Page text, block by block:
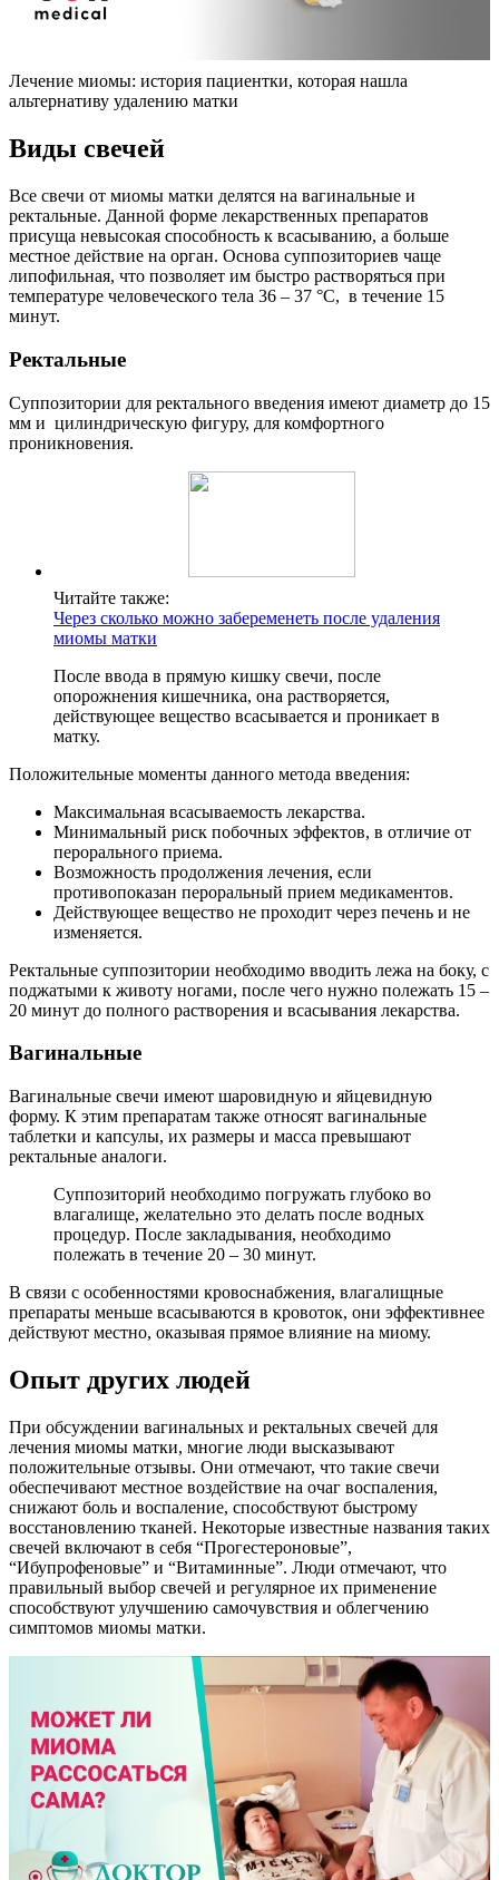
Лечение миомы: история пациентки, которая нашла
альтернативу удалению матки
Виды свечей
Все свечи от миомы матки делятся на вагинальные и
ректальные. Данной форме лекарственных препаратов
присуща невысокая способность к всасыванию, а больше
местное действие на орган. Основа суппозиториев чаще
липофильная, что позволяет им быстро растворяться при
температуре человеческого тела 36 – 37 °С, в течение 15
минут.
Ректальные
Суппозитории для ректального введения имеют диаметр до 15
мм и цилиндрическую фигуру, для комфортного
проникновения.
Читайте также:
Через сколько можно забеременеть после удаления
миомы матки
После ввода в прямую кишку свечи, после
опорожнения кишечника, она растворяется,
действующее вещество всасывается и проникает в
матку.
Положительные моменты данного метода введения:
Максимальная всасываемость лекарства.
Минимальный риск побочных эффектов, в отличие от
перорального приема.
Возможность продолжения лечения, если
противопоказан пероральный прием медикаментов.
Действующее вещество не проходит через печень и не
изменяется.
Ректальные суппозитории необходимо вводить лежа на боку, с
поджатыми к животу ногами, после чего нужно полежать 15 –
20 минут до полного растворения и всасывания лекарства.
Вагинальные
Вагинальные свечи имеют шаровидную и яйцевидную
форму. К этим препаратам также относят вагинальные
таблетки и капсулы, их размеры и масса превышают
ректальные аналоги.
Суппозиторий необходимо погружать глубоко во
влагалище, желательно это делать после водных
процедур. После закладывания, необходимо
полежать в течение 20 – 30 минут.
В связи с особенностями кровоснабжения, влагалищные
препараты меньше всасываются в кровоток, они эффективнее
действуют местно, оказывая прямое влияние на миому.
Опыт других людей
При обсуждении вагинальных и ректальных свечей для
лечения миомы матки, многие люди высказывают
положительные отзывы. Они отмечают, что такие свечи
обеспечивают местное воздействие на очаг воспаления,
снижают боль и воспаление, способствуют быстрому
восстановлению тканей. Некоторые известные названия таких
свечей включают в себя “Прогестероновые”,
“Ибупрофеновые” и “Витаминные”. Люди отмечают, что
правильный выбор свечей и регулярное их применение
способствуют улучшению самочувствия и облегчению
симптомов миомы матки.